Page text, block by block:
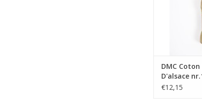
DMC
D'alsace
€12,15